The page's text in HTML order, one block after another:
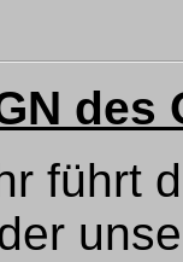
des
führt